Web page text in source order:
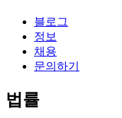
블로그
정보
채용
문의하기
법률